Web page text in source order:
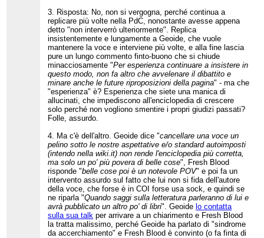
3. Risposta: No, non si vergogna, perché continua a
replicare più volte nella PdC, nonostante avesse appena
detto "non interverrò ulteriormente". Replica
insistentemente e lungamente a Geoide, che vuole
mantenere la voce e interviene più volte, e alla fine lascia
pure un lungo commento finto-buono che si chiude
minacciosamente "Per esperienza continuare a insistere in
questo modo, non fa altro che avvelenare il dibattito e
minare anche le future riproposizioni della pagina" - ma che
"esperienza" è? Esperienza che siete una manica di
allucinati, che impediscono all'enciclopedia di crescere
solo perché non vogliono smentire i propri giudizi passati?
Folle, assurdo.
4. Ma c'è dell'altro. Geoide dice "cancellare una voce un
pelino sotto le nostre aspettative e/o standard autoimposti
(intendo nella wiki.it) non rende l'enciclopedia più corretta,
ma solo un po' più povera di belle cose", Fresh Blood
risponde "belle cose poi è un notevole POV" e poi fa un
intervento assurdo sul fatto che lui non si fida dell'autore
della voce, che forse è in COI forse usa sock, e quindi se
ne riparla "Quando saggi sulla letteratura parleranno di lui e
avrà pubblicato un altro po' di libri". Geoide lo contatta
sulla sua talk per arrivare a un chiarimento e Fresh Blood
la tratta malissimo, perché Geoide ha parlato di "sindrome
da accerchiamento" e Fresh Blood è convinto (o fa finta di